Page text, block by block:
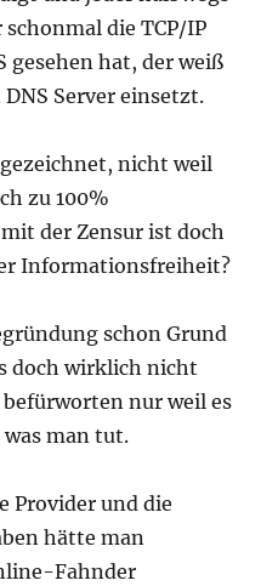
die TCP/IP
gesehen hat, der weiß
Server einsetzt.
nicht weil
zu 100%
der Zensur ist doch
Informationsfreiheit?
schon Grund
doch wirklich nicht
nur weil es
man tut.
Provider und die
hätte man
Fahnder